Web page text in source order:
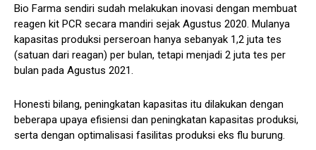
Bio Farma sendiri sudah melakukan inovasi dengan membuat
reagen kit PCR secara mandiri sejak Agustus 2020. Mulanya
kapasitas produksi perseroan hanya sebanyak 1,2 juta tes
(satuan dari reagan) per bulan, tetapi menjadi 2 juta tes per
bulan pada Agustus 2021.
Honesti bilang, peningkatan kapasitas itu dilakukan dengan
beberapa upaya efisiensi dan peningkatan kapasitas produksi,
serta dengan optimalisasi fasilitas produksi eks flu burung.